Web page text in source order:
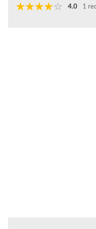
4.0 1